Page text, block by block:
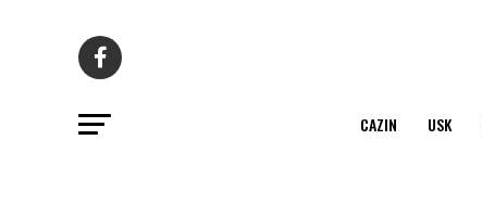
CAZIN USK